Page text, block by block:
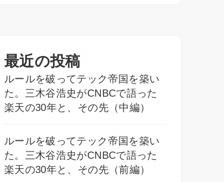
最近の投稿
ルールを破ってテック帝国を築い
た。三木谷浩史がCNBCで語った
楽天の30年と、その先（中編）
ルールを破ってテック帝国を築い
た。三木谷浩史がCNBCで語った
楽天の30年と、その先（前編）